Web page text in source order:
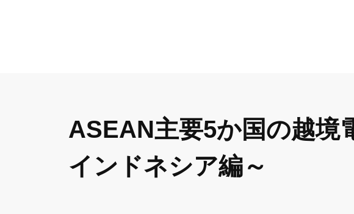
ASEAN主要5か国の越
インドネシア編～